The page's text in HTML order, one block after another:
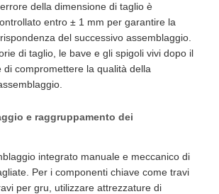
della dimensione di taglio è
entro ± 1 mm per garantire la
del successivo assemblaggio.
di taglio, le bave e gli spigoli vivi dopo il
di compromettere la qualità della
e raggruppamento dei
integrato manuale e meccanico di
Per i componenti chiave come travi
per gru, utilizzare attrezzature di